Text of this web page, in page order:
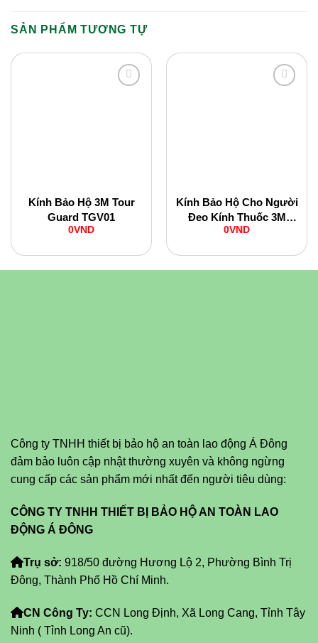
SẢN PHẨM TƯƠNG TỰ
Kính Bảo Hộ 3M Tour
Guard TGV01
0VND
Kính Bảo Hộ Cho Người
Đeo Kính Thuốc 3M
SF3701ASGAF
0VND
Công ty TNHH thiết bị bảo hộ an toàn lao động Á Đông
đảm bảo luôn cập nhật thường xuyên và không ngừng
cung cấp các sản phẩm mới nhất đến người tiêu dùng:
CÔNG TY TNHH THIẾT BỊ BẢO HỘ AN TOÀN LAO
ĐỘNG Á ĐÔNG
Trụ sở: 918/50 đường Hương Lộ 2, Phường Bình Trị
Đông, Thành Phố Hồ Chí Minh.
CN Công Ty: CCN Long Định, Xã Long Cang, Tỉnh Tây
Ninh ( Tỉnh Long An cũ).